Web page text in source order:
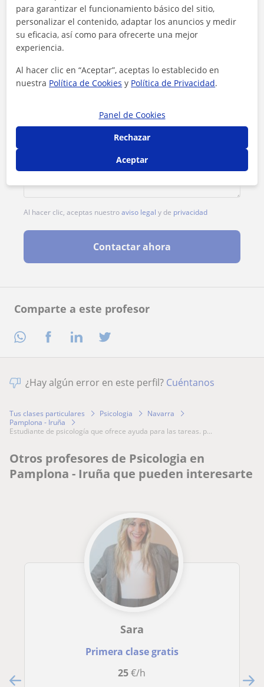
Comparte a este profesor
Tarifa 18€/h
Al hacer clic, aceptas nuestroaviso legal y de privacidad
Contactar ahora
¿Hay algún error en este perfil? Cuéntanos
Tus clases particulares Psicologia
Navarra
Pamplona - Iruña
estudiante de psicología que ofrece ayuda para las tareas. p...
Otros profesores de Psicologia en
Pamplona - Iruña que pueden interesarte
Sara
Primera clase gratis
25€/h
para garantizar el funcionamiento básico del sitio,
personalizar el contenido, adaptar los anuncios y medir
su eficacia, así como para ofrecerte una mejor
experiencia.
Al hacer clic en “Aceptar”, aceptas lo establecido en
nuestra Política de Cookies y Política de Privacidad.
Panel de Cookies
Rechazar
Aceptar